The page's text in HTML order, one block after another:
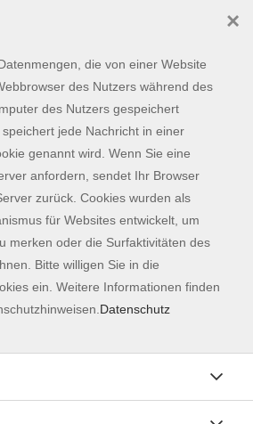
nicht gefunden werden.
Kontaktformular
Impressum
AGB
Datenschutzerklärung
die von einer Website
des Nutzers während des
des Nutzers gespeichert
jede Nachricht in einer
genannt wird. Wenn Sie eine
anfordern, sendet Ihr Browser
zurück. Cookies wurden als
für Websites entwickelt, um
merken oder die Surfaktivitäten des
Bitte willigen Sie in die
ein. Weitere Informationen finden
Datenschutz
×